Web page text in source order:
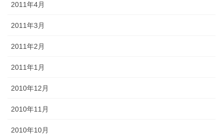
2011年4月
2011年3月
2011年2月
2011年1月
2010年12月
2010年11月
2010年10月